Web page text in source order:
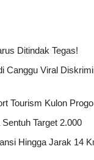
Ditindak Tegas!
Canggu Viral
Tourism Kulon Progo
Target 2.000
Hingga Jarak 14